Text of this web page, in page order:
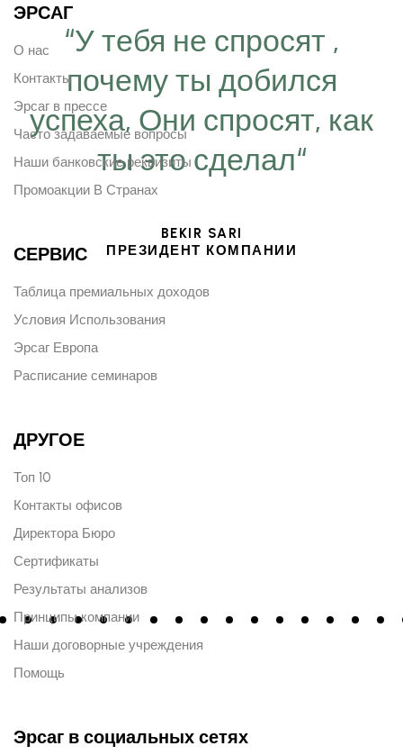
“У тебя не спросят ,
почему ты добился
успеха, Они спросят, как
ты это сделал“
BEKIR SARI
ПРЕЗИДЕНТ КОМПАНИИ
ЭРСАГ
О нас
Контакты
Эрсаг в прессе
Часто задаваемые вопросы
Наши банковские реквизиты
Промоакции В Странах
СЕРВИС
Таблица премиальных доходов
Условия Использования
Эрсаг Европа
Расписание семинаров
ДРУГОЕ
Топ 10
Контакты офисов
Директора Бюро
Сертификаты
Результаты анализов
Принципы компании
Наши договорные учреждения
Помощь
Эрсаг в социальных сетях